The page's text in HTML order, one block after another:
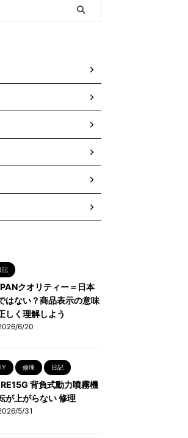
記
クオリティー＝日本
はない？商品表示の意味
しく理解しよう
6/20
修理 日記
背負式動力噴霧機
が上がらない 修理
5/31